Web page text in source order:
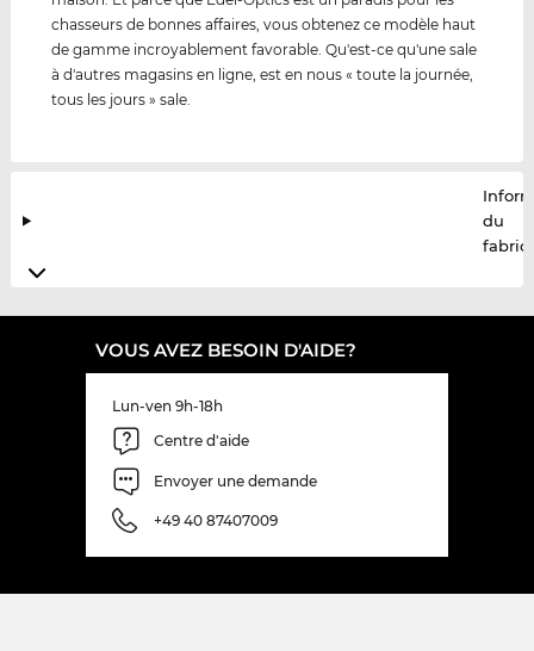
chasseurs de bonnes affaires, vous obtenez ce modèle haut
de gamme incroyablement favorable. Qu'est-ce qu'une sale
à d'autres magasins en ligne, est en nous « toute la journée,
tous les jours » sale.
du
VOUS AVEZ BESOIN D'AIDE?
Lun-ven 9h-18h
Centre d'aide
Envoyer une demande
+49 40 87407009